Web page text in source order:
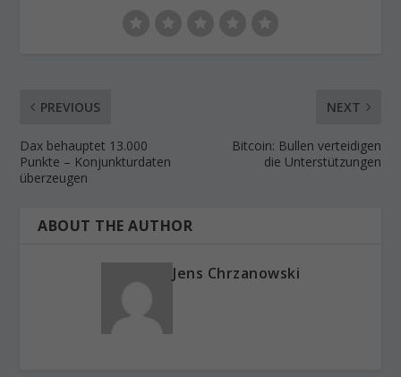
PREVIOUS
Dax behauptet 13.000
Punkte – Konjunkturdaten
überzeugen
NEXT
Bitcoin: Bullen verteidigen
die Unterstützungen
ABOUT THE AUTHOR
Jens Chrzanowski